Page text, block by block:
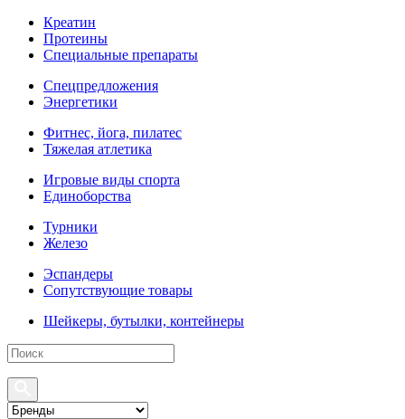
Креатин
Протеины
Специальные препараты
Спецпредложения
Энергетики
Фитнес, йога, пилатес
Тяжелая атлетика
Игровые виды спорта
Единоборства
Турники
Железо
Эспандеры
Сопутствующие товары
Шейкеры, бутылки, контейнеры